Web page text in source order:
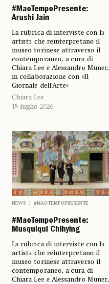
#MaoTempoPresente:
Arushi Jain
La rubrica di interviste con lɜ
artistɜ che reinterpretano il
museo torinese attraverso il
contemporaneo, a cura di
Chiara Lee e Alessandro Muner,
in collaborazione con «Il
Giornale dell’Arte»
Chiara Lee
15 luglio 2026
NEWS #MAOTEMPOPRESENTE
#MaoTempoPresente:
Musquiqui Chihying
La rubrica di interviste con lɜ
artistɜ che reinterpretano il
museo torinese attraverso il
contemporaneo, a cura di
Chiara Lee e Alessandro Muner,